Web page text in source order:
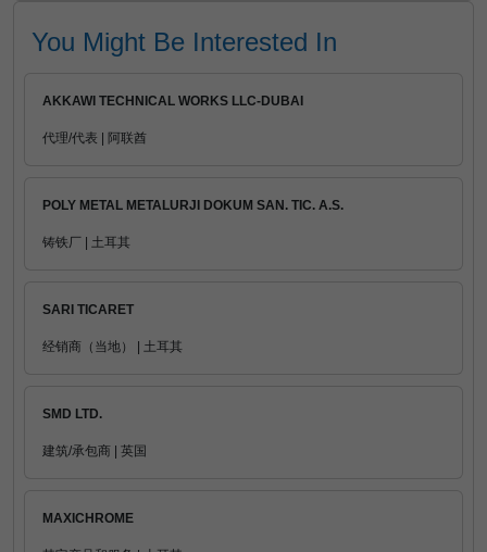
You Might Be Interested In
AKKAWI TECHNICAL WORKS LLC-DUBAI
代理/代表 | 阿联酋
POLY METAL METALURJI DOKUM SAN. TIC. A.S.
铸铁厂 | 土耳其
SARI TICARET
经销商（当地） | 土耳其
SMD LTD.
建筑/承包商 | 英国
MAXICHROME